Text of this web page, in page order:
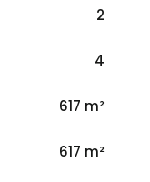
2
4
617 m²
617 m²